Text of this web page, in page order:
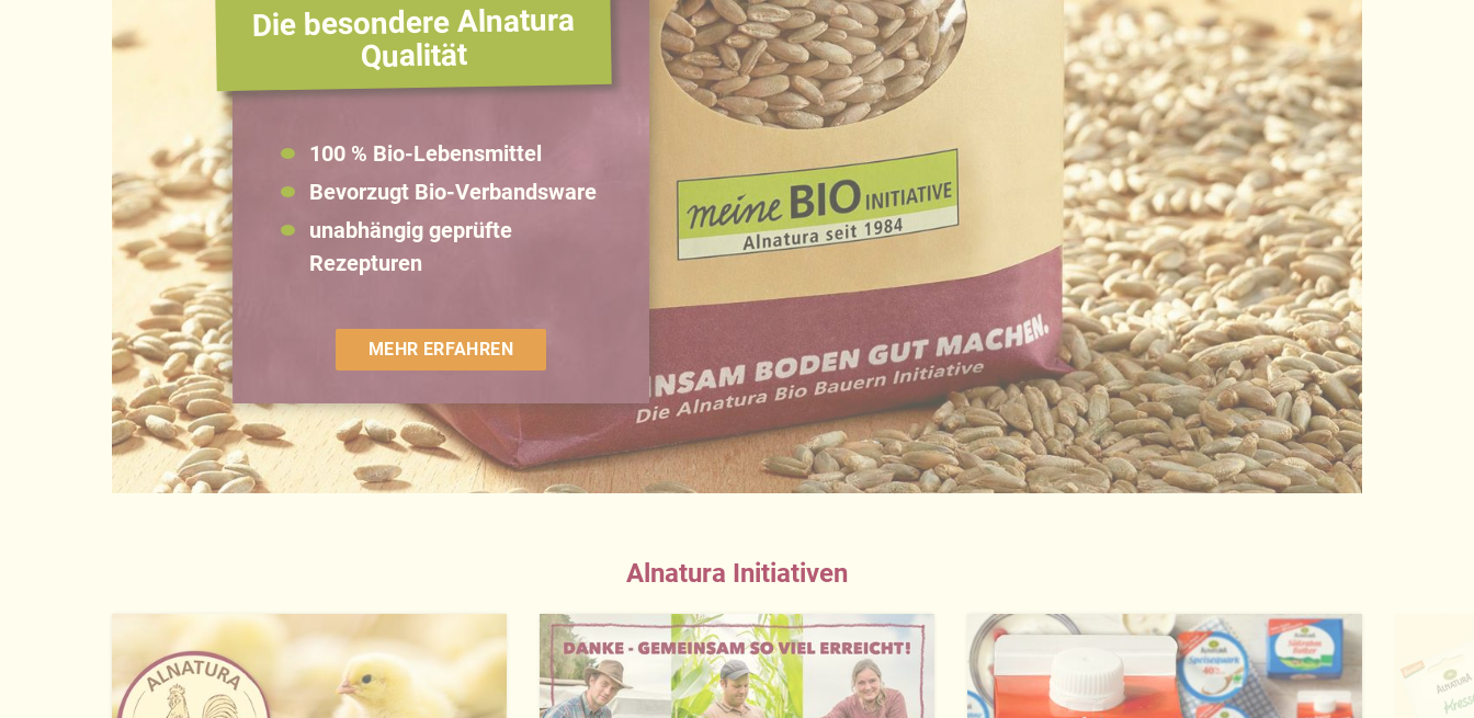
Die besondere Alnatura
Qualität
100 % Bio-Lebensmittel
Bevorzugt Bio-Verbandsware
unabhängig geprüfte
Rezepturen
MEHR ERFAHREN
Alnatura Initiativen